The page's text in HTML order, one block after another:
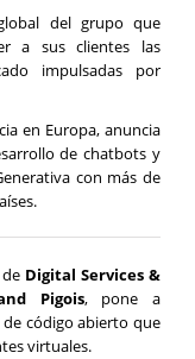
del grupo que
a sus clientes las
impulsadas por
en Europa, anuncia
de chatbots y
con más de
Digital Services &
Pigois, pone a
código abierto que
virtuales.